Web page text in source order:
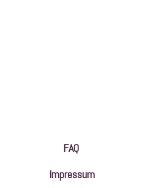
FAQ
Impressum